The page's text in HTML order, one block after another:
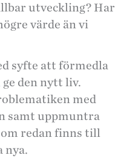
utveckling? Har
värde än vi
syfte att förmedla
den nytt liv.
med
samt uppmuntra
redan finns till
nya.